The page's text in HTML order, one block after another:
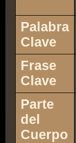
Palabra
Clave
Frase
Clave
Parte
del
Cuerpo